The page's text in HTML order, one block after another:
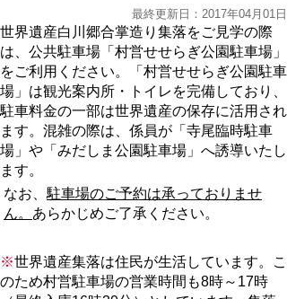
最終更新日：2017年04月01日
世界遺産白川郷合掌造り集落をご見学の際
は、公共駐車場「村営せせらぎ公園駐車場」
をご利用ください。「村営せせらぎ公園駐車
場」は観光案内所・トイレを完備しており、
駐車料金の一部は世界遺産の保存に活用され
ます。混雑の際は、係員が「寺尾臨時駐車
場」や「みだしま公園駐車場」へ誘導いたし
ます。
なお、 駐車場のご予約は承っておりませ
ん。 あらかじめご了承ください。
※世界遺産集落は住民が生活しています。こ
のため村営駐車場の営業時間も8時～17時